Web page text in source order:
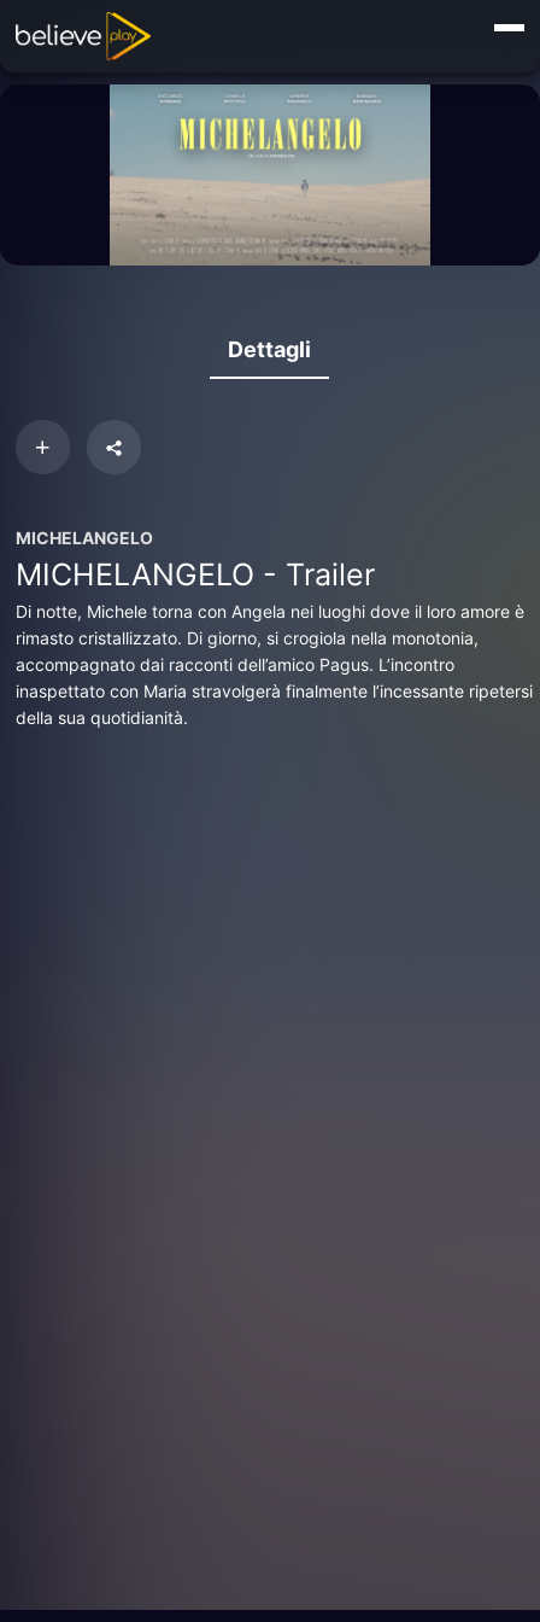
Dettagli
MICHELANGELO
MICHELANGELO - Trailer
Di notte, Michele torna con Angela nei luoghi dove il loro amore è
rimasto cristallizzato. Di giorno, si crogiola nella monotonia,
accompagnato dai racconti dell’amico Pagus. L’incontro
inaspettato con Maria stravolgerà finalmente l’incessante ripetersi
della sua quotidianità.